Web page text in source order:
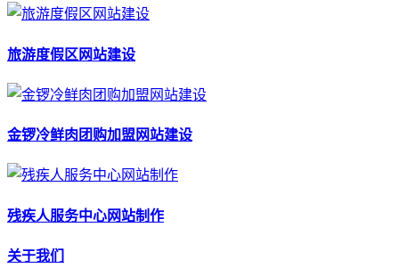
旅游度假区网站建设
金锣冷鲜肉团购加盟网站建设
残疾人服务中心网站制作
关于我们